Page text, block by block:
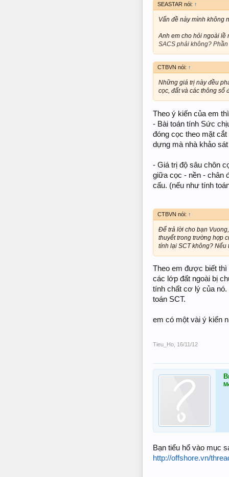
SEASTAR nói: ↑
Vấn đề này mình không
Anh em cho hỏi ngoài lề
SACS phải không?
CTBVN nói: ↑
Những giá trị này đều
cọc, đất và các thông số
Theo ý kiến của em
- Bài toán tính Sức
đóng cọc theo mặt
dựng mà nhà khảo
- Giá trị độ sâu chôn
giữa cọc - nền - chân
cấu. (nếu như tính
CTBVN nói: ↑
Để trả lời cho bạn
thuyết trong trường hợp
tính lại SCT không? Nếu
Theo em được biết thì
các lớp đất ngoài bị
tính chất cơ lý của
toán SCT.
em có một vài ý kiến
Tieu_Ho 16/11/12
Bạn tiểu hổ vào mục
http://offshore.vn/